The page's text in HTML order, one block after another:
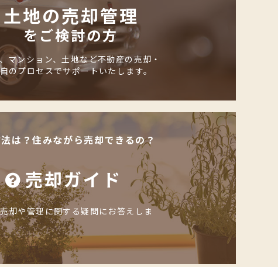
土地の売却管理
をご検討の方
マンション、土地など不動産の売却・
のプロセスでサポートいたします。
は？住みながら売却できるの？
売却ガイド
却や管理に関する疑問にお答えしま